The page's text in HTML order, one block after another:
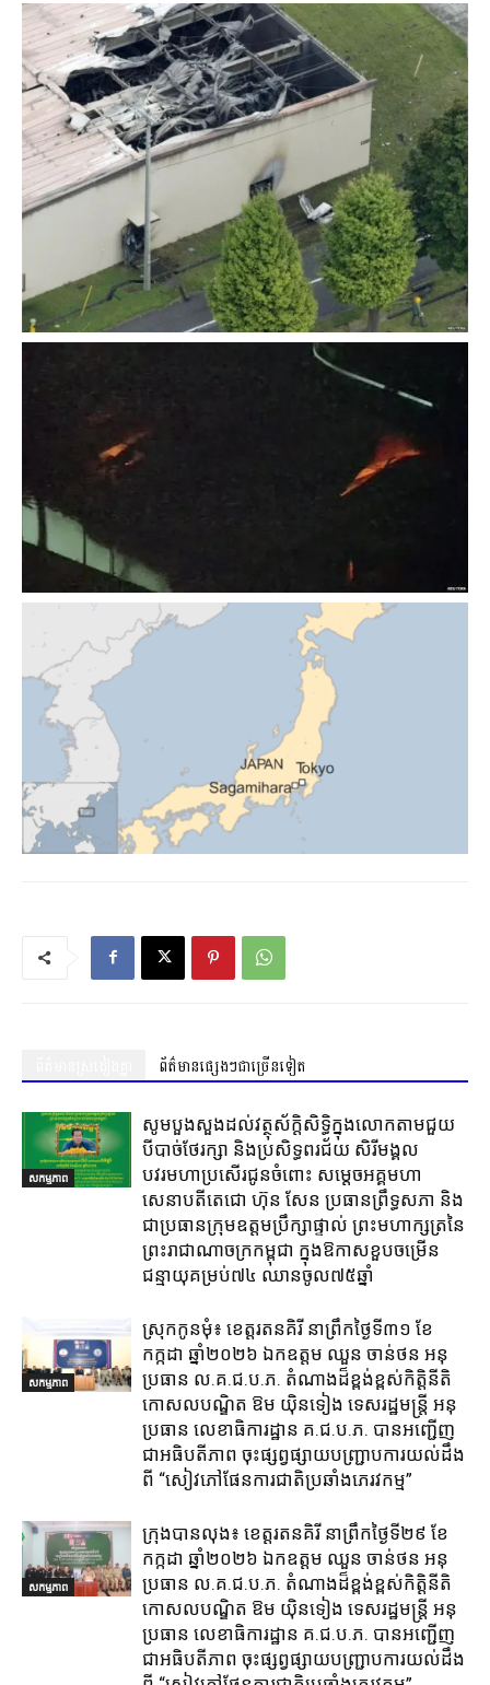
ព័ត៌មានផ្សេងៗជាច្រើនទៀត
សកម្មភាព
សូមបួងសួងដល់វត្ថុស័ក្តិសិទ្ធិក្នុងលោកតាមជួយ
បីបាច់ថែរក្សា និងប្រសិទ្ធពរជ័យ សិរីមង្គល
បវរមហាប្រសើរជូនចំពោះ សម្តេចអគ្គមហា
សេនាបតីតេជោ ហ៊ុន សែន ប្រធានព្រឹទ្ធសភា និង
ជាប្រធានក្រុមឧត្តមប្រឹក្សាផ្ទាល់ ព្រះមហាក្សត្រនៃ
ព្រះរាជាណាចក្រកម្ពុជា ក្នុងឱកាសខួបចម្រើន
ជន្មាយុគម្រប់៧៤ ឈានចូល៧៥ឆ្នាំ
សកម្មភាព
ស្រុក​កូនមុំ៖ ខេត្ត​រតនគិរី​ នាព្រឹកថ្ងៃទី៣១​ ខែ
កក្កដា ឆ្នាំ២០២៦ ឯកឧត្តម​ ឈួន ចាន់ថន អនុ
ប្រធាន ល.គ.ជ.ប.ភ. តំណាង​ដ៏ខ្ពង់ខ្ពស់​កិត្តិនីតិ
កោសលបណ្ឌិត​ ឱម​ យ៉ិនទៀង​ ទេសរដ្ឋមន្រ្តី​ អនុ
ប្រធាន​ លេខាធិការ​ដ្ឋាន​ គ.ជ.ប.ភ​. បានអញ្ជើញ
ជាអធិបតីភាព​ ចុះផ្សព្វផ្សាយ​បញ្ជ្រាប​ការ​យល់​ដឹង​
ពី​ “សៀវភៅផែនការជាតិប្រឆាំងភេរវកម្ម”
សកម្មភាព
ក្រុង​បាន​លុង​៖ ខេត្ត​រតនគិរី​ នាព្រឹកថ្ងៃទី២៩ ខែ
កក្កដា ឆ្នាំ២០២៦ ឯកឧត្តម​ ឈួន ចាន់ថន អនុ
ប្រធាន ល.គ.ជ.ប.ភ. តំណាង​ដ៏ខ្ពង់ខ្ពស់​កិត្តិនីតិ
កោសលបណ្ឌិត​ ឱម​ យ៉ិនទៀង​ ទេសរដ្ឋមន្រ្តី​ អនុ
ប្រធាន​ លេខាធិការ​ដ្ឋាន​ គ.ជ.ប.ភ​. បានអញ្ជើញ
ជាអធិបតីភាព​ ចុះផ្សព្វផ្សាយ​បញ្ជ្រាប​ការ​យល់​ដឹង​